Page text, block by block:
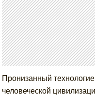
Пронизанный
человеческой